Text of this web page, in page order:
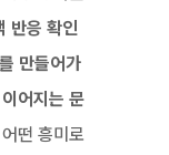
반응 확인
만들어가
어지는 문
떤 흥미로